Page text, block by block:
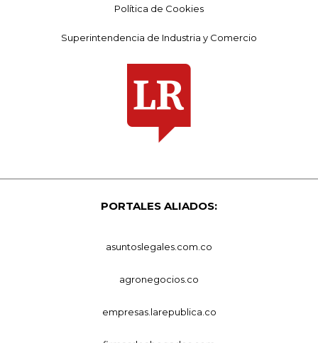
Política de Cookies
Superintendencia de Industria y Comercio
PORTALES ALIADOS:
asuntoslegales.com.co
agronegocios.co
empresas.larepublica.co